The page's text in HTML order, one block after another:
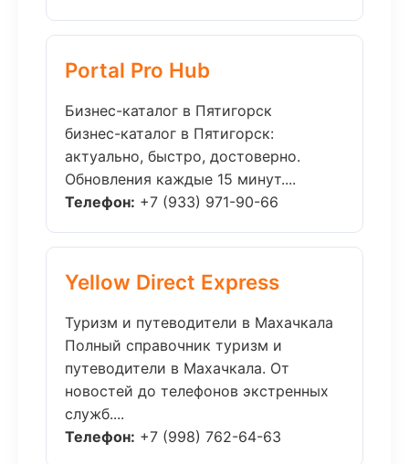
Portal Pro Hub
Бизнес-каталог в Пятигорск
бизнес-каталог в Пятигорск:
актуально, быстро, достоверно.
Обновления каждые 15 минут....
Телефон: +7 (933) 971-90-66
Yellow Direct Express
Туризм и путеводители в Махачкала
Полный справочник туризм и
путеводители в Махачкала. От
новостей до телефонов экстренных
служб....
Телефон: +7 (998) 762-64-63